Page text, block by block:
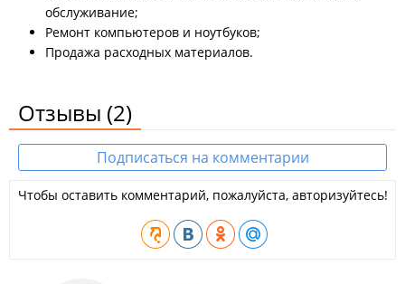
обслуживание;
Ремонт компьютеров и ноутбуков;
Продажа расходных материалов.
Отзывы (2)
Подписаться на комментарии
Чтобы оставить комментарий, пожалуйста, авторизуйтесь!